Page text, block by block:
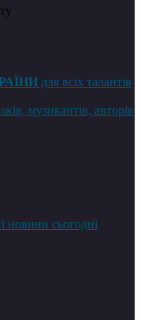
для всіх талантів
музикантів, авторів
новини сьогодні